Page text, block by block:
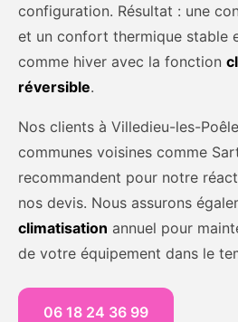
configuration. Résultat : une
et un confort thermique stable
comme hiver avec la fonction
réversible.
Nos clients à Villedieu-les-
communes voisines comme
recommandent pour notre
nos devis. Nous assurons
climatisation annuel pour
de votre équipement dans le
06 18 24 36 99